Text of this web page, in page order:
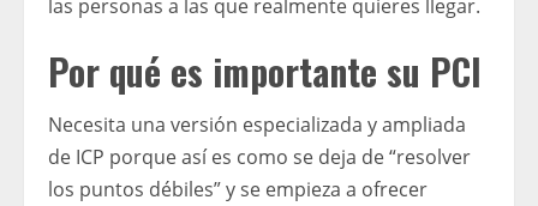
las personas a las que realmente quieres llegar.
Por qué es importante su PCI
Necesita una versión especializada y ampliada
de ICP porque así es como se deja de “resolver
los puntos débiles” y se empieza a ofrecer